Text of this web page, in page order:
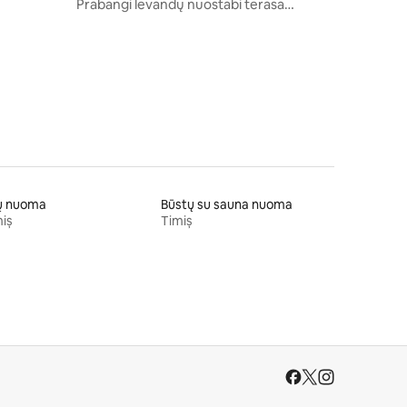
Prabangi levandų nuostabi terasa
nuoma
Būstų su sauna nuoma
Timiș